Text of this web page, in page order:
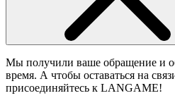
Мы получили ваше обращение и
время. А чтобы оставаться на
присоединяйтесь к LANGAME!